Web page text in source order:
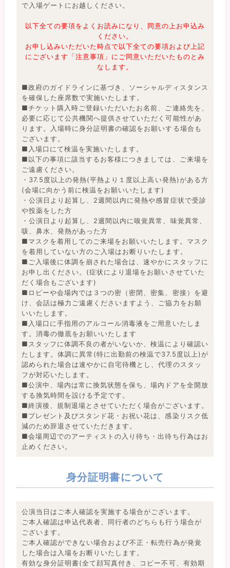
で入場ゲートにお越しください。
以下全ての要項をよくお読みになり、同意の上お申込み
ください。
お申し込みいただいた時点で以下全ての要項および上記
にございます「注意事項」にご同意いただいたものとみ
なします。
■政府のガイドラインに基づき、ソーシャルディスタンス
を確保した座席数で実施いたします。
■チケット購入時ご登録いただいたお名前、ご連絡先を、
必要に応じて公共機関へ提供させていただく可能性があ
ります。入場時に身分証明書の確認をお願いする場合も
ございます。
■入場口にて検温を実施いたします。
■以下の事項に該当するお客様につきましては、ご来場を
ご遠慮ください。
・37.5度以上の発熱(平熱より１度以上高い発熱)がある方
(会場に向かう前に検温をお願いいたします)
・公演日より起算し、2週間以内に発熱や感冒症状で受診
や投薬をした方
・公演日より起算し、2週間以内に嗅覚異常、味覚異常、
咳、鼻水、発熱があった方
■マスクを着用してのご来場をお願いいたします。マスク
を着用していない方のご入場はお断りいたします。
■ご入場後に体調を崩された場合は、速やかにスタッフに
お申し出ください。(症状により退場をお願いさせていた
だく場合もございます)
■ロビーや会場内では３つの密（密閉、密集、密接）を避
け、会話は極力ご遠慮くださいますよう、ご協力をお願
いいたします。
■入場口に手指用のアルコール消毒液をご用意いたしま
す。消毒の徹底をお願いいたします
■スタッフに体調不良の者がいないか、検温により確認い
たします。体調に異常(特に出勤前の検温で37.5度以上)が
認められた場合は速やかに自宅待機とし、代理のスタッ
フが対応いたします。
■公演中、場内は常に換気状態を保ち、場内ドアを全開放
する換気時間を設ける予定です。
■終演後、規制退場とさせていただく場合がございます。
■プレゼント及びスタンド花・お祝い花は、感染リスク低
減のため辞退させていただきます。
■会場周辺でのアーティストの入り待ち・出待ち行為はお
止めください。
身分証明書について
公演当日はご本人確認を実施する場合がございます。
ご本⼈確認は申込代表者、同⾏者のどちらも行う場合が
ございます。
ご本⼈確認ができない場合および不正・転売行為が発覚
した場合は入場をお断りいたします。
有効な身分証明書(全て顔写真付き、コピー不可、有効期